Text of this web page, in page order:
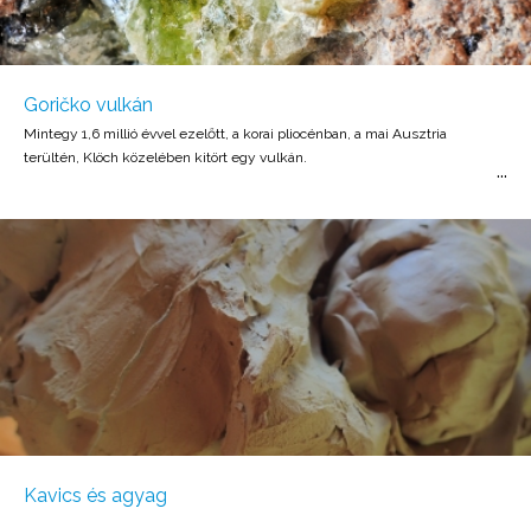
Goričko vulkán
Mintegy 1,6 millió évvel ezelőtt, a korai pliocénban, a mai Ausztria
terültén, Klöch közelében kitört egy vulkán.
Kavics és agyag